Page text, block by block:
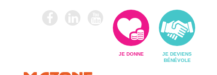
JE DEVIENS
BÉNÉVOLE
JE DONNE